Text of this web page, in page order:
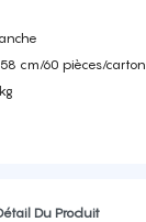
cm/60 pièces/carton
Du Produit